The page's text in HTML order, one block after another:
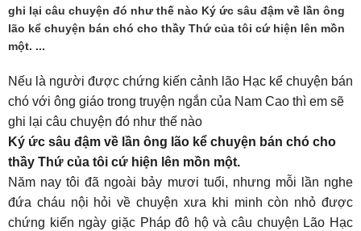
ghi lại câu chuyện đó như thế nào Ký ức sâu đậm về lần ông
lão kể chuyện bán chó cho thầy Thứ của tôi cứ hiện lên mồn
một. ...
Nếu là người được chứng kiến cảnh lão Hạc kể chuyện bán
chó với ông giáo trong truyện ngắn của Nam Cao thì em sẽ
ghi lại câu chuyện đó như thế nào
Ký ức sâu đậm về lần ông lão kể chuyện bán chó cho
thầy Thứ của tôi cứ hiện lên mồn một.
Năm nay tôi đã ngoài bảy mươi tuổi, nhưng mỗi lần nghe
đứa cháu nội hỏi về chuyện xưa khi minh còn nhỏ được
chứng kiến ngày giặc Pháp đô hộ và câu chuyện Lão Hạc